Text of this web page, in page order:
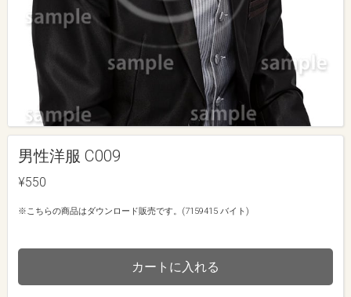
男性洋服 C009
¥550
※こちらの商品はダウンロード販売です。(7159415 バイト)
カートに入れる